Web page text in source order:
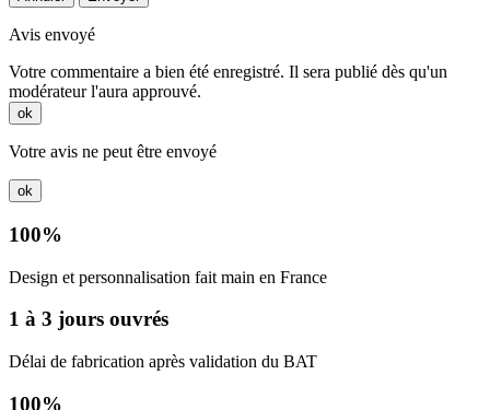
Avis envoyé
Votre commentaire a bien été enregistré. Il sera publié dès qu'un
modérateur l'aura approuvé.
ok
Votre avis ne peut être envoyé
ok
100%
Design et personnalisation fait main en France
1 à 3 jours ouvrés
Délai de fabrication après validation du BAT
100%